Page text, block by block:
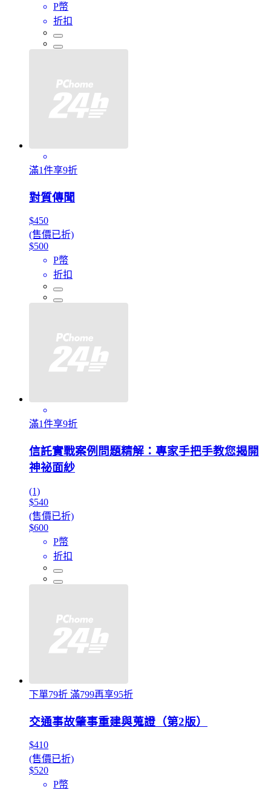
P幣
折扣
滿1件享9折
對質傳聞
$450
(售價已折)
$500
P幣
折扣
滿1件享9折
信託實戰案例問題精解：專家手把手教您揭開
神祕面紗
(1)
$540
(售價已折)
$600
P幣
折扣
下單79折 滿799再享95折
交通事故肇事重建與蒐證（第2版）
$410
(售價已折)
$520
P幣